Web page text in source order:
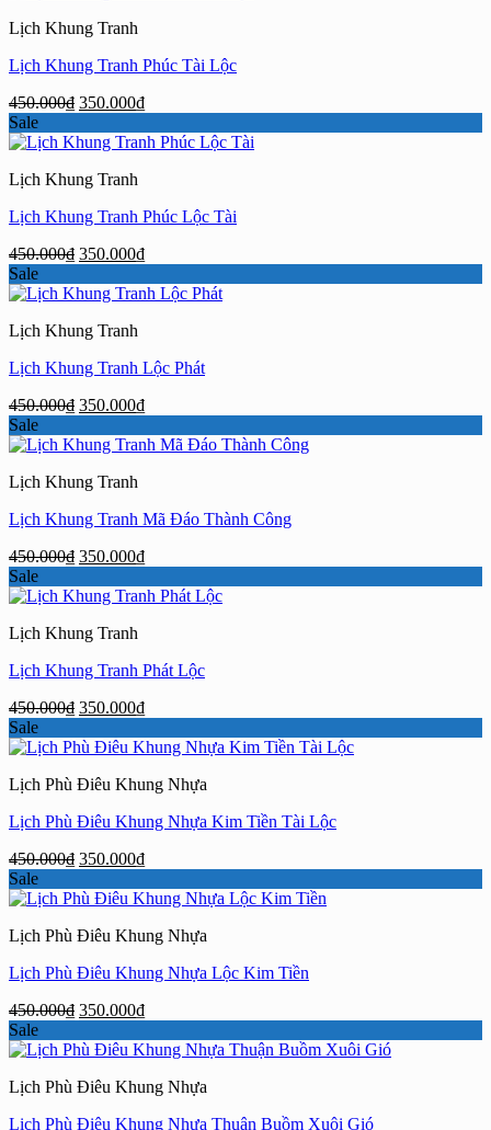
Lịch Khung Tranh
Lịch Khung Tranh Phúc Tài Lộc
450.000₫ Giá
là:
350.000₫Giá
tại
Sale
Lịch Khung Tranh
Lịch Khung Tranh Phúc Lộc Tài
450.000₫ Giá
là:
350.000₫Giá
tại
Sale
Lịch Khung Tranh
Lịch Khung Tranh Lộc Phát
450.000₫ Giá
là:
350.000₫Giá
tại
Sale
Lịch Khung Tranh
Lịch Khung Tranh Mã Đáo Thành Công
450.000₫ Giá
là:
350.000₫Giá
tại
Sale
Lịch Khung Tranh
Lịch Khung Tranh Phát Lộc
450.000₫ Giá
là:
350.000₫Giá
tại
350.000₫.
Sale
Lịch Phù Điêu Khung Nhựa
Lịch Phù Điêu Khung Nhựa Kim Tiền Tài Lộc
450.000₫ Giá
là:
350.000₫Giá
tại
350.000₫.
Sale
Lịch Phù Điêu Khung Nhựa
Lịch Phù Điêu Khung Nhựa Lộc Kim Tiền
450.000₫ Giá
là:
350.000₫Giá
tại
350.000₫.
Sale
Lịch Phù Điêu Khung Nhựa
Lịch Phù Điêu Khung Nhựa Thuận Buồm Xuôi Gió